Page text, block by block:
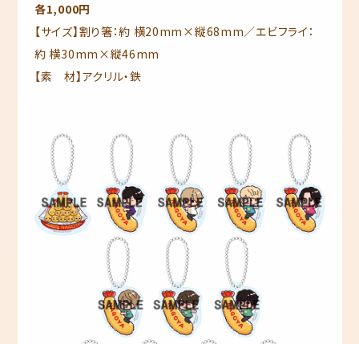
各1,000円
【サイズ】割り箸：約 横20mm×縦68mm／エビフライ：
約 横30mm×縦46mm
【素 材】アクリル・鉄